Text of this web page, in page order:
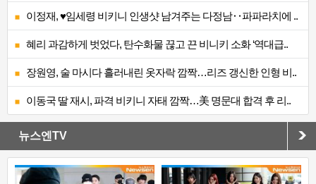
이정재, ♥임세령 비키니 인생샷 남겨주는 다정남‥파파라치에 ..
혜리 과감하게 벗었다, 탄수화물 끊고 끈 비니키 소화 ‘역대급..
장원영, 술 마시다 흘러내린 옷자락 깜짝…리즈 갱신한 인형 비..
이동국 딸 재시, 파격 비키니 자태 깜짝…美 명문대 합격 후 리..
뉴스엔TV